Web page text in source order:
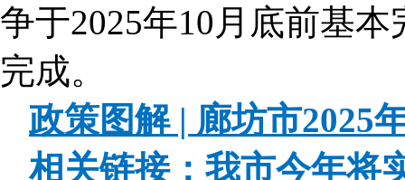
争于2025年10月底前基
完成。
政策图解 | 廊坊市2025
相关链接： 我市今年将